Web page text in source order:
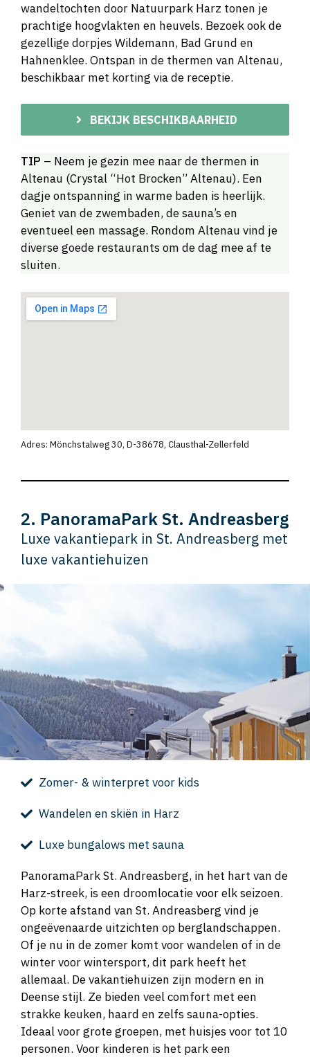
wandeltochten door Natuurpark Harz tonen je
prachtige hoogvlakten en heuvels. Bezoek ook de
gezellige dorpjes Wildemann, Bad Grund en
Hahnenklee. Ontspan in de thermen van Altenau,
beschikbaar met korting via de receptie.
BEKIJK BESCHIKBAARHEID
TIP – Neem je gezin mee naar de thermen in
Altenau (Crystal “Hot Brocken” Altenau). Een
dagje ontspanning in warme baden is heerlijk.
Geniet van de zwembaden, de sauna’s en
eventueel een massage. Rondom Altenau vind je
diverse goede restaurants om de dag mee af te
sluiten.
Adres: Mönchstalweg 30, D-38678, Clausthal-Zellerfeld
2. PanoramaPark St. Andreasberg
Luxe vakantiepark in St. Andreasberg met
luxe vakantiehuizen
Zomer- & winterpret voor kids
Wandelen en skiën in Harz
Luxe bungalows met sauna
PanoramaPark St. Andreasberg, in het hart van de
Harz-streek, is een droomlocatie voor elk seizoen.
Op korte afstand van St. Andreasberg vind je
ongeëvenaarde uitzichten op berglandschappen.
Of je nu in de zomer komt voor wandelen of in de
winter voor wintersport, dit park heeft het
allemaal. De vakantiehuizen zijn modern en in
Deense stijl. Ze bieden veel comfort met een
strakke keuken, haard en zelfs sauna-opties.
Ideaal voor grote groepen, met huisjes voor tot 10
personen. Voor kinderen is het park een